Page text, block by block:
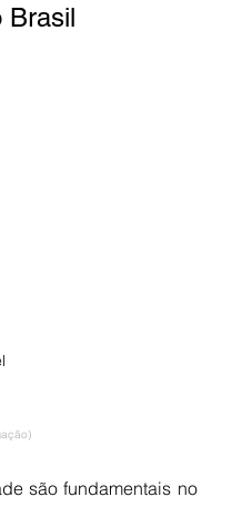
Brasil
são fundamentais no